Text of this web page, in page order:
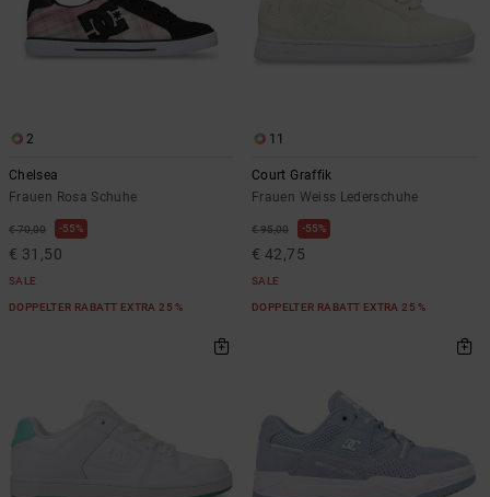
2
Chelsea
Frauen Rosa Schuhe
€ 70,00 55%
€ 31,50
SALE
DOPPELTER RABATT EXTRA 25 %
11
Court Graffik
Frauen Weiss Lederschuhe
€ 95,00 55%
€ 42,75
SALE
DOPPELTER RABATT EXTRA 25 %